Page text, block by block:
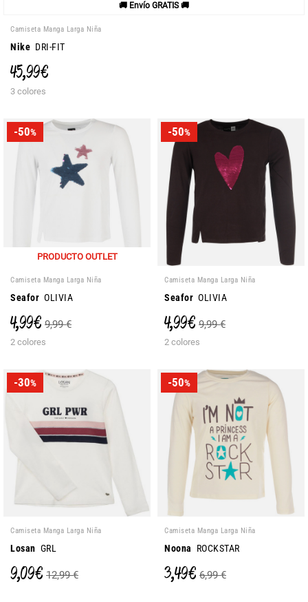
🚚 Envío GRATIS 🚚
Camiseta Manga Larga Niña
Nike DRI-FIT
45,99 €
3 colores
-50%
PRODUCTO OUTLET
Camiseta Manga Larga Niña
Seafor OLIVIA
4,99 € 9,99 €
2 colores
-50%
Camiseta Manga Larga Niña
Seafor OLIVIA
4,99 € 9,99 €
2 colores
-30%
Camiseta Manga Larga Niña
Losan GRL
9,09 € 12,99 €
-50%
Camiseta Manga Larga Niña
Noona ROCKSTAR
3,49 € 6,99 €